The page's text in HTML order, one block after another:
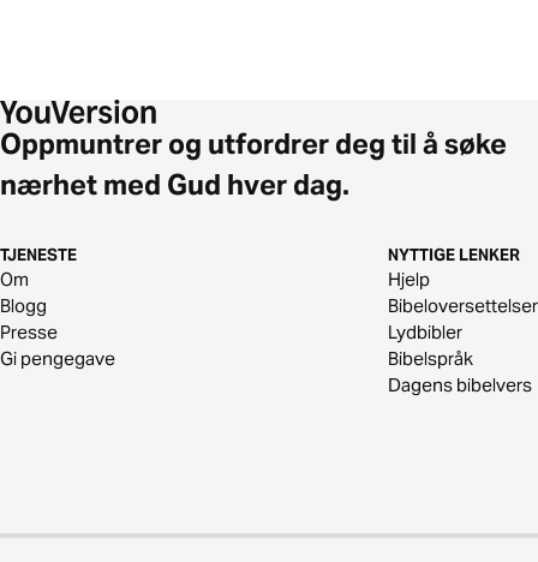
Oppmuntrer og utfordrer deg til å søke
nærhet med Gud hver dag.
TJENESTE
Om
Blogg
Presse
Gi pengegave
NYTTIGE LENKER
Hjelp
Bibeloversettelser
Lydbibler
Bibelspråk
Dagens bibelvers